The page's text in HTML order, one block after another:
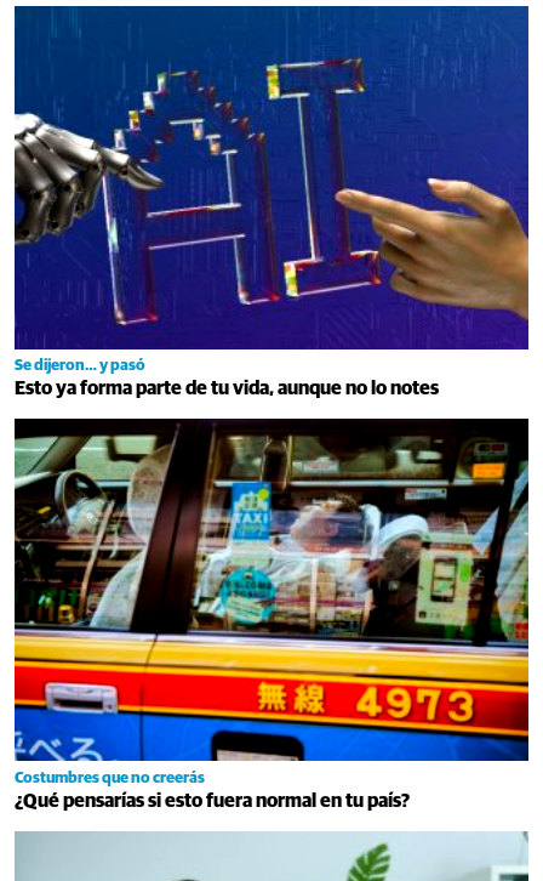
Se dijeron… y pasó
Esto ya forma parte de tu vida, aunque no lo notes
Costumbres que no creerás
¿Qué pensarías si esto fuera normal en tu país?